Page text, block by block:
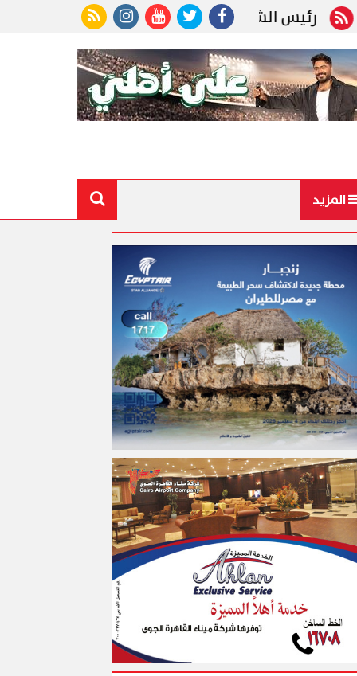
يؤكد للسفراء الجدد: الدبلوماسية المصرية خط
المزيد